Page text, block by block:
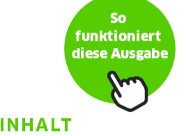
INHALT
So
funktioniert
diese Ausgabe